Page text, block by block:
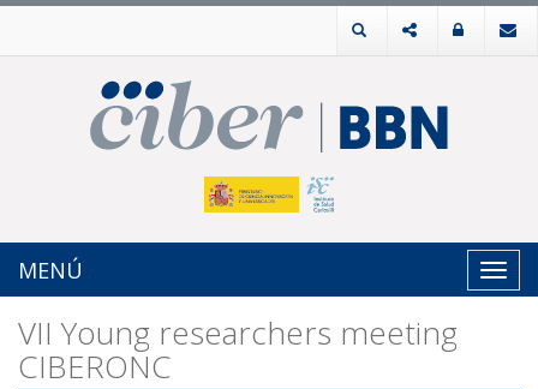
MENÚ
VII Young researchers meeting
CIBERONC